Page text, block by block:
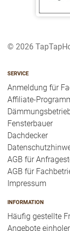
© 2026
SERVICE
Anmeldung für
Affiliate-
Fensterbauer
Dachdecker
AGB für
AGB für
Impressum
INFORMATION
Häufig gestellte
Angebote